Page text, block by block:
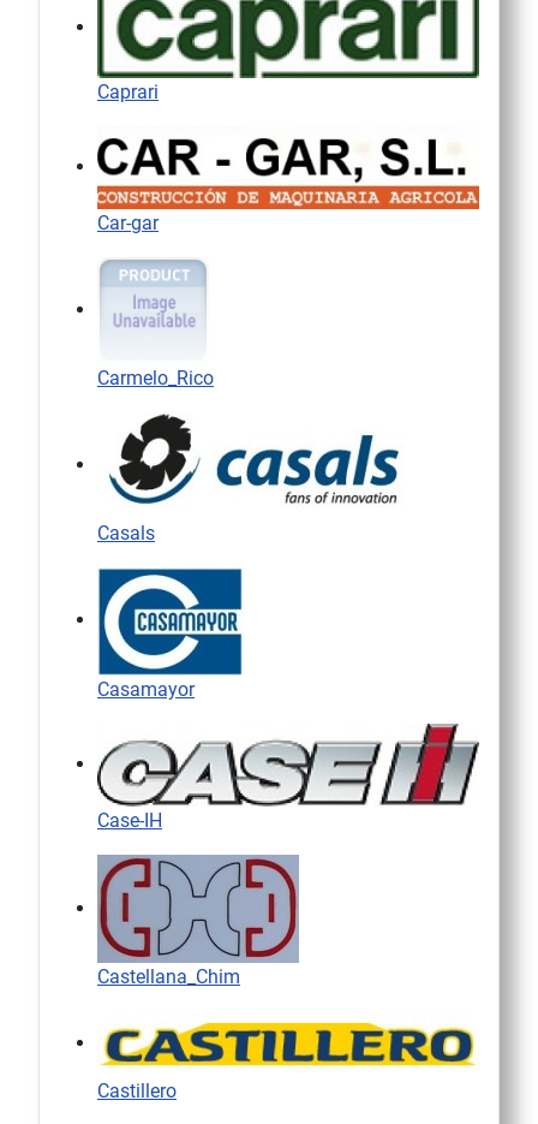
Caprari
Car-gar
Carmelo_Rico
Casals
Casamayor
Case-IH
Castellana_Chim
Castillero